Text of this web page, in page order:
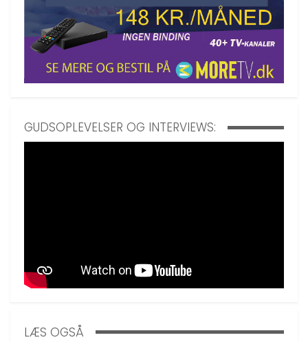
GUDSOPLEVELSER OG INTERVIEWS:
LÆS OGSÅ